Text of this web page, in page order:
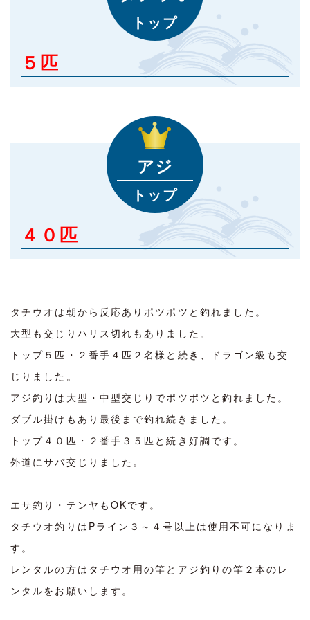
トップ
５匹
アジ
トップ
４０匹
タチウオは朝から反応ありポツポツと釣れました。
大型も交じりハリス切れもありました。
トップ５匹・２番手４匹２名様と続き、ドラゴン級も交
じりました。
アジ釣りは大型・中型交じりでポツポツと釣れました。
ダブル掛けもあり最後まで釣れ続きました。
トップ４０匹・２番手３５匹と続き好調です。
外道にサバ交じりました。
エサ釣り・テンヤもOKです。
タチウオ釣りはPライン３～４号以上は使用不可になりま
す。
レンタルの方はタチウオ用の竿とアジ釣りの竿２本のレ
ンタルをお願いします。